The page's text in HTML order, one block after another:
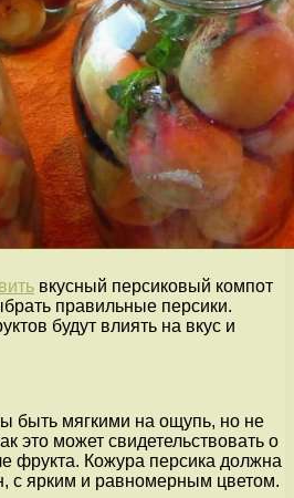
вкусный персиковый компот
правильные персики.
будут влиять на вкус и
быть мягкими на ощупь, но не
это может свидетельствовать о
фрукта. Кожура персика должна
с ярким и равномерным цветом.